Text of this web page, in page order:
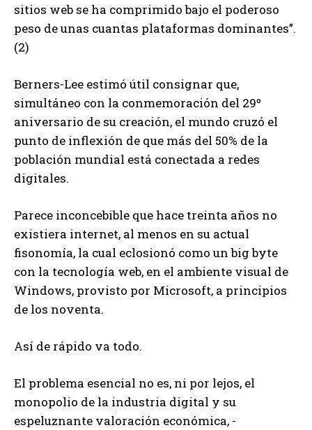
sitios web se ha comprimido bajo el poderoso
peso de unas cuantas plataformas dominantes”.
(2)
Berners-Lee estimó útil consignar que,
simultáneo con la conmemoración del 29º
aniversario de su creación, el mundo cruzó el
punto de inflexión de que más del 50% de la
población mundial está conectada a redes
digitales.
Parece inconcebible que hace treinta años no
existiera internet, al menos en su actual
fisonomía, la cual eclosionó como un big byte
con la tecnología web, en el ambiente visual de
Windows, provisto por Microsoft, a principios
de los noventa.
Así de rápido va todo.
El problema esencial no es, ni por lejos, el
monopolio de la industria digital y su
espeluznante valoración económica, -